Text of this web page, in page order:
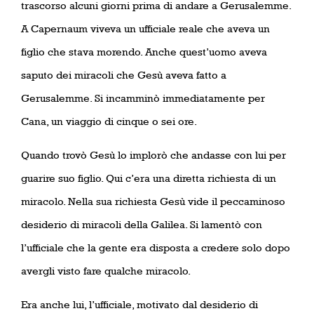
trascorso alcuni giorni prima di andare a Gerusalemme.
A Capernaum viveva un ufficiale reale che aveva un
figlio che stava morendo. Anche quest’uomo aveva
saputo dei miracoli che Gesù aveva fatto a
Gerusalemme. Si incamminò immediatamente per
Cana, un viaggio di cinque o sei ore.
Quando trovò Gesù lo implorò che andasse con lui per
guarire suo figlio. Qui c’era una diretta richiesta di un
miracolo. Nella sua richiesta Gesù vide il peccaminoso
desiderio di miracoli della Galilea. Si lamentò con
l’ufficiale che la gente era disposta a credere solo dopo
avergli visto fare qualche miracolo.
Era anche lui, l’ufficiale, motivato dal desiderio di